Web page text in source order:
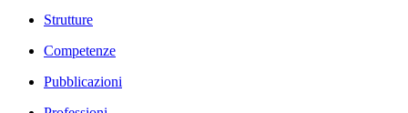
Strutture
Competenze
Pubblicazioni